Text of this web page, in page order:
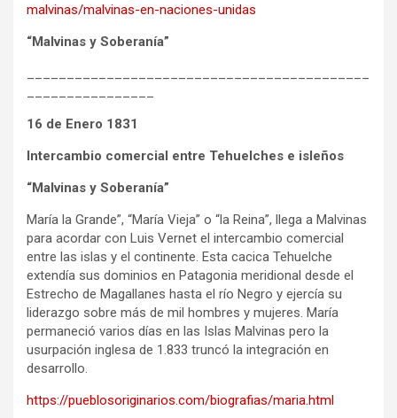
malvinas/malvinas-en-naciones-unidas
“Malvinas y Soberanía”
16 de Enero 1831
Intercambio comercial entre Tehuelches e isleños
“Malvinas y Soberanía”
María la Grande”, “María Vieja” o “la Reina”, llega a Malvinas
para acordar con Luis Vernet el intercambio comercial
entre las islas y el continente. Esta cacica Tehuelche
extendía sus dominios en Patagonia meridional desde el
Estrecho de Magallanes hasta el río Negro y ejercía su
liderazgo sobre más de mil hombres y mujeres. María
permaneció varios días en las Islas Malvinas pero la
usurpación inglesa de 1.833 truncó la integración en
desarrollo.
https://pueblosoriginarios.com/biografias/maria.html